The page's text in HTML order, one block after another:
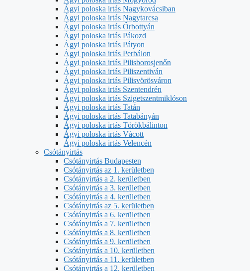
Ágyi poloska irtás Nagykovácsiban
Ágyi poloska irtás Nagytarcsa
Ágyi poloska irtás Őrbottyán
Ágyi poloska irtás Pákozd
Ágyi poloska irtás Pátyon
Ágyi poloska irtás Perbálon
Ágyi poloska irtás Pilisborosjenőn
Ágyi poloska irtás Piliszentiván
Ágyi poloska irtás Pilisvörösváron
Ágyi poloska irtás Szentendrén
Ágyi poloska irtás Szigetszentmiklóson
Ágyi poloska irtás Tatán
Ágyi poloska irtás Tatabányán
Ágyi poloska irtás Törökbálinton
Ágyi poloska irtás Vácott
Ágyi poloska irtás Velencén
Csótányirtás
Csótányirtás Budapesten
Csótányirtás az 1. kerületben
Csótányirtás a 2. kerületben
Csótányirtás a 3. kerületben
Csótányirtás a 4. kerületben
Csótányirtás az 5. kerületben
Csótányirtás a 6. kerületben
Csótányirtás a 7. kerületben
Csótányirtás a 8. kerületben
Csótányirtás a 9. kerületben
Csótányirtás a 10. kerületben
Csótányirtás a 11. kerületben
Csótányirtás a 12. kerületben